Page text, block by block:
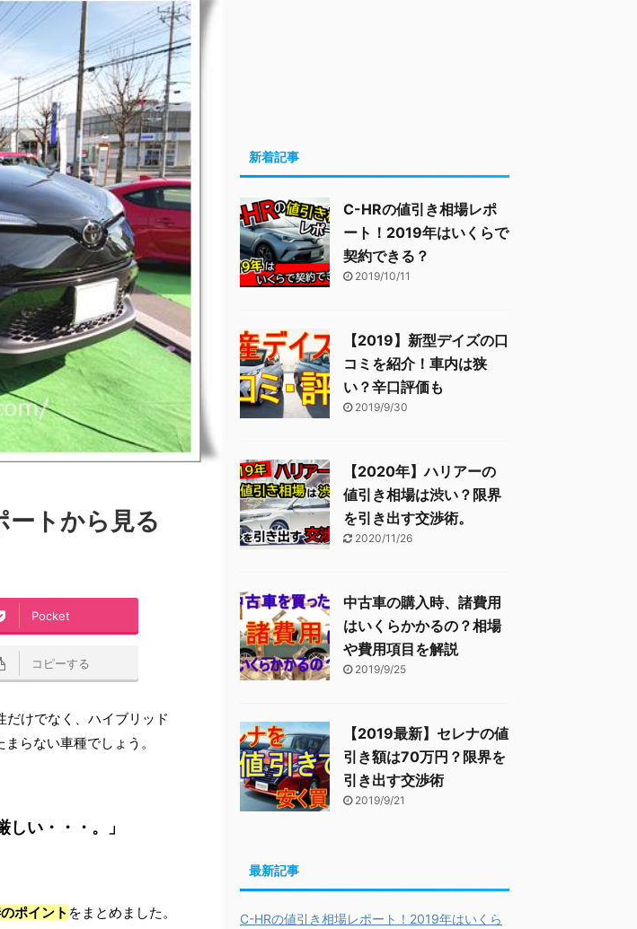
ートから見る
Pocket
コピーする
けでなく、ハイブリッド
らない車種でしょう。
い・・・。」
ポイント をまとめました。
新着記事
C-HRの値引き相場レポ
ート！2019年はいくらで
契約できる？
2019/10/11
【2019】新型デイズの口
コミを紹介！車内は狭
い？辛口評価も
2019/9/30
【2020年】ハリアーの
値引き相場は渋い？限界
を引き出す交渉術。
2020/11/26
中古車の購入時、諸費用
はいくらかかるの？相場
や費用項目を解説
2019/9/25
【2019最新】セレナの値
引き額は70万円？限界を
引き出す交渉術
2019/9/21
最新記事
C-HRの値引き相場レポート！2019年はいくら